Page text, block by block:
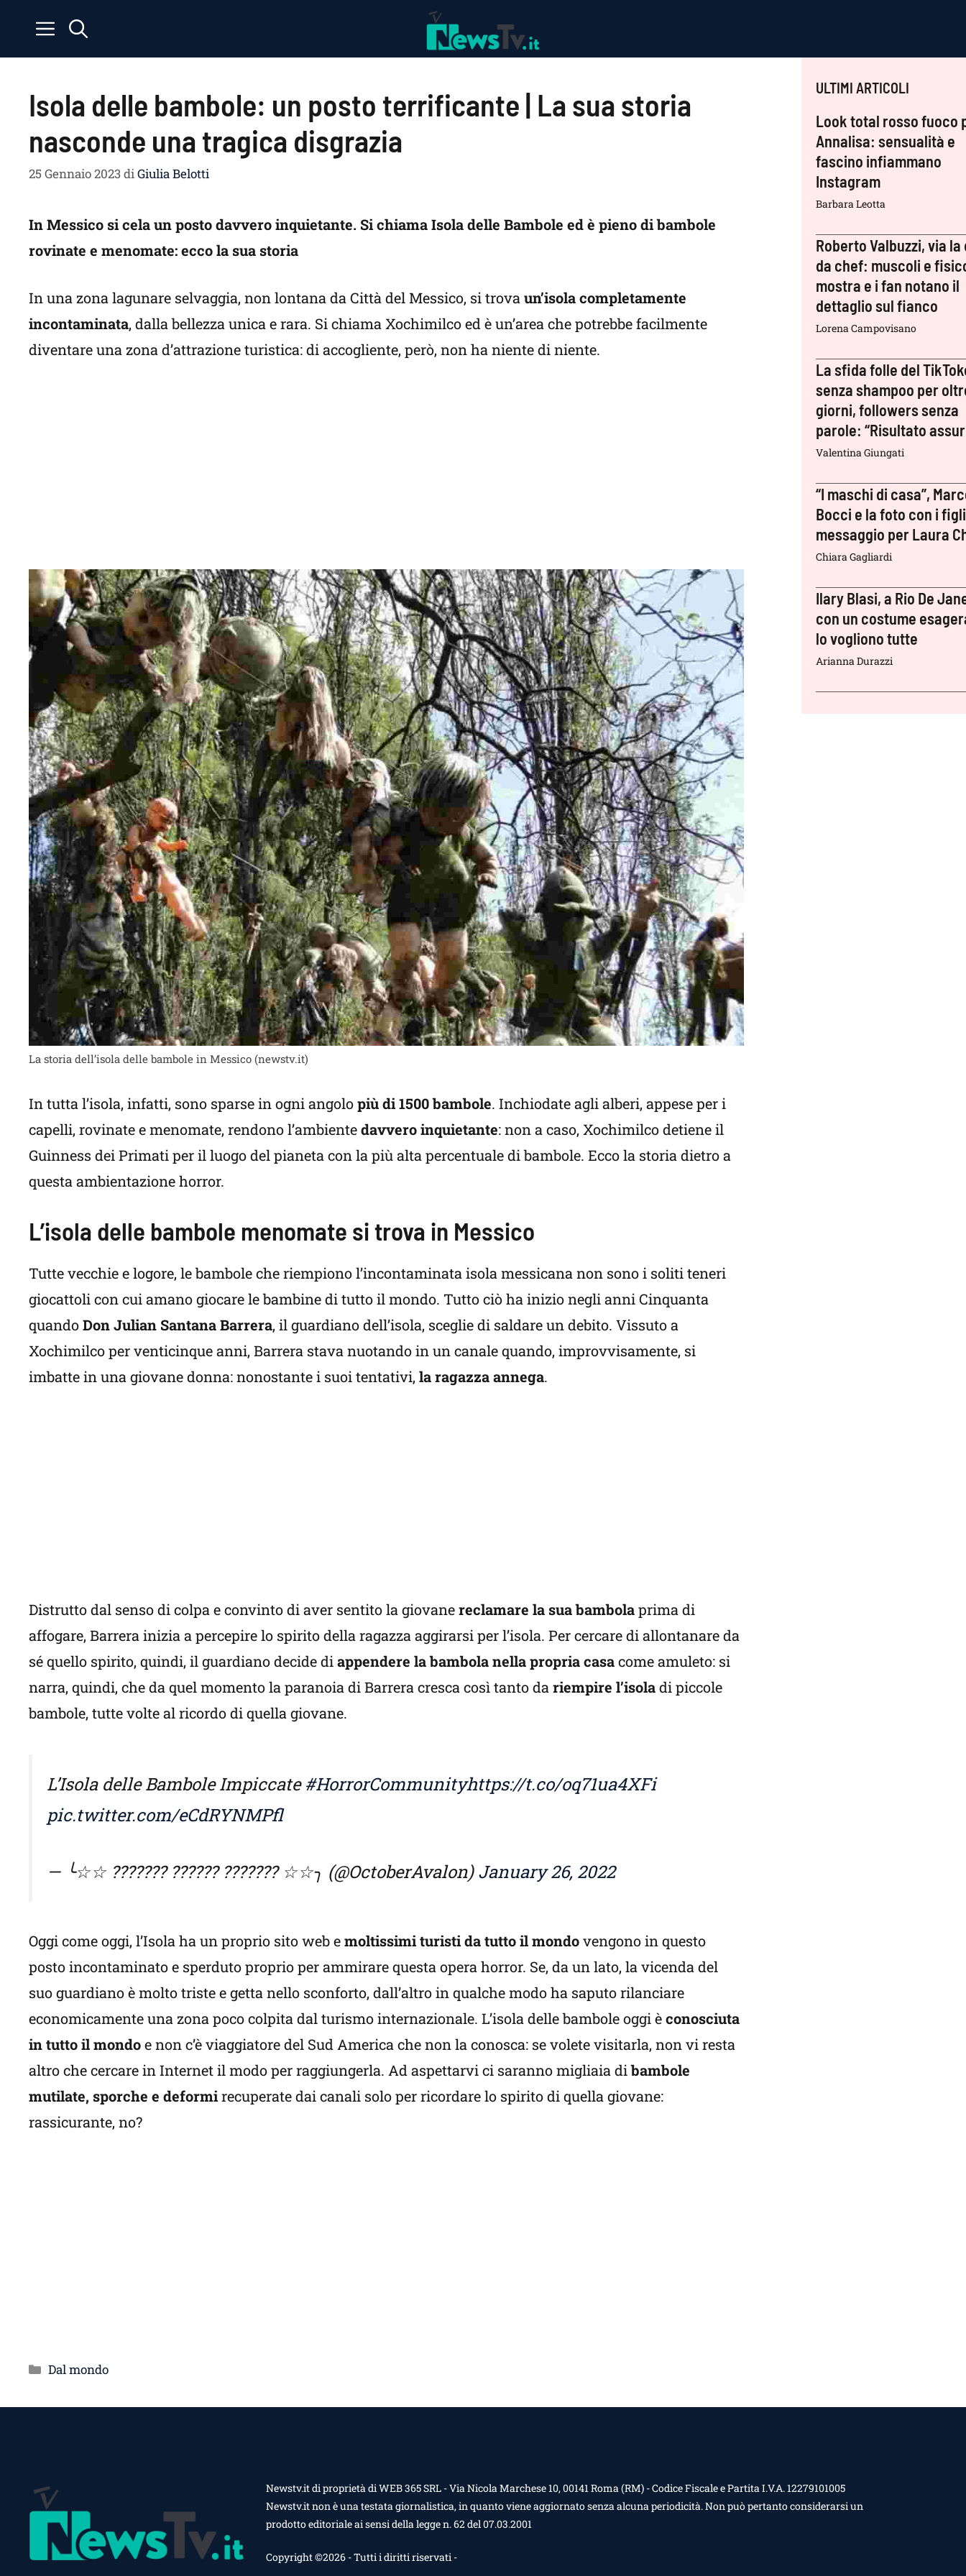
contenuto
Isola delle bambole: un posto terrificante | La sua storia
nasconde una tragica disgrazia
25 Gennaio 2023di Giulia Belotti
In Messico si cela un posto davvero inquietante. Si chiama Isola delle Bambole ed è pieno di bambole
rovinate e menomate: ecco la sua storia
In una zona lagunare selvaggia, non lontana da Città del Messico, si trova un’isola completamente
incontaminata, dalla bellezza unica e rara. Si chiama Xochimilco ed è un’area che potrebbe facilmente
diventare una zona d’attrazione turistica: di accogliente, però, non ha niente di niente.
La storia dell’isola delle bambole in Messico (newstv.it)
In tutta l’isola, infatti, sono sparse in ogni angolopiù di 1500 bambole. Inchiodate agli alberi, appese per i
capelli, rovinate e menomate, rendono l’ambientedavvero inquietante: non a caso, Xochimilco detiene il
Guinness dei Primati per il luogo del pianeta con la più alta percentuale di bambole. Ecco la storia dietro a
questa ambientazione horror.
L’isola delle bambole menomate si trova in Messico
Tutte vecchie e logore, le bambole che riempiono l’incontaminata isola messicana non sono i soliti teneri
giocattoli con cui amano giocare le bambine di tutto il mondo. Tutto ciò ha inizio negli anni Cinquanta
quandoDon Julian Santana Barrera, il guardiano dell’isola, sceglie di saldare un debito. Vissuto a
Xochimilco per venticinque anni, Barrera stava nuotando in un canale quando, improvvisamente, si
imbatte in una giovane donna: nonostante i suoi tentativi, la ragazza annega.
Distrutto dal senso di colpa e convinto di aver sentito la giovanereclamare la sua bambolaprima di
affogare, Barrera inizia a percepire lo spirito della ragazza aggirarsi per l’isola. Per cercare di allontanare da
sé quello spirito, quindi, il guardiano decide diappendere la bambola nella propria casacome amuleto: si
narra, quindi, che da quel momento la paranoia di Barrera cresca così tanto da riempire l’isoladi piccole
bambole, tutte volte al ricordo di quella giovane.
L’Isola delle Bambole Impiccate #HorrorCommunityhttps://t.co/oq71ua4XFi
pic.twitter.com/eCdRYNMPfl
— ╰☆☆ ??????? ?????? ??????? ☆☆╮ (@OctoberAvalon) January 26, 2022
Oggi come oggi, l’Isola ha un proprio sito web e moltissimi turisti da tutto il mondo
vengono in questo
posto incontaminato e sperduto proprio per ammirare questa opera horror. Se, da un lato, la vicenda del
suo guardiano è molto triste e getta nello sconforto, dall’altro in qualche modo ha saputo rilanciare
economicamente una zona poco colpita dal turismo internazionale. L’isola delle bambole oggi è
conosciuta
in tutto il mondo
e non c’è viaggiatore del Sud America che non la conosca: se volete visitarla, non vi resta
altro che cercare in Internet il modo per raggiungerla. Ad aspettarvi ci saranno migliaia dibambole
mutilate, sporche e deformi recuperate dai canali solo per ricordare lo spirito di quella giovane:
rassicurante, no?
Categorie
Dal mondo
ULTIMI ARTICOLI
Look total rosso fuoco
Annalisa: sensualità e
fascino infiammano
Instagram
Barbara Leotta
Roberto Valbuzzi, via
da chef: muscoli e
mostra e i fan notano il
dettaglio sul fianco
Lorena Campovisano
La sfida folle del
senza shampoo per
giorni, followers senza
parole: “Risultato
Valentina Giungati
“I maschi di casa”,
Bocci e la foto con i
messaggio per Laura
Chiara Gagliardi
Ilary Blasi, a Rio De
con un costume
lo vogliono tutte
Arianna Durazzi
Newstv.it di proprietà di WEB 365 SRL - Via Nicola Marchese 10, 00141 Roma (RM) - Codice Fiscale e Partita I.V.A. 12279101005
Newstv.it non è una testata giornalistica, in quanto viene aggiornato senza alcuna periodicità. Non può pertanto considerarsi un
prodotto editoriale ai sensi della legge n. 62 del 07.03.2001
Copyright ©2026 - Tutti i diritti riservati -